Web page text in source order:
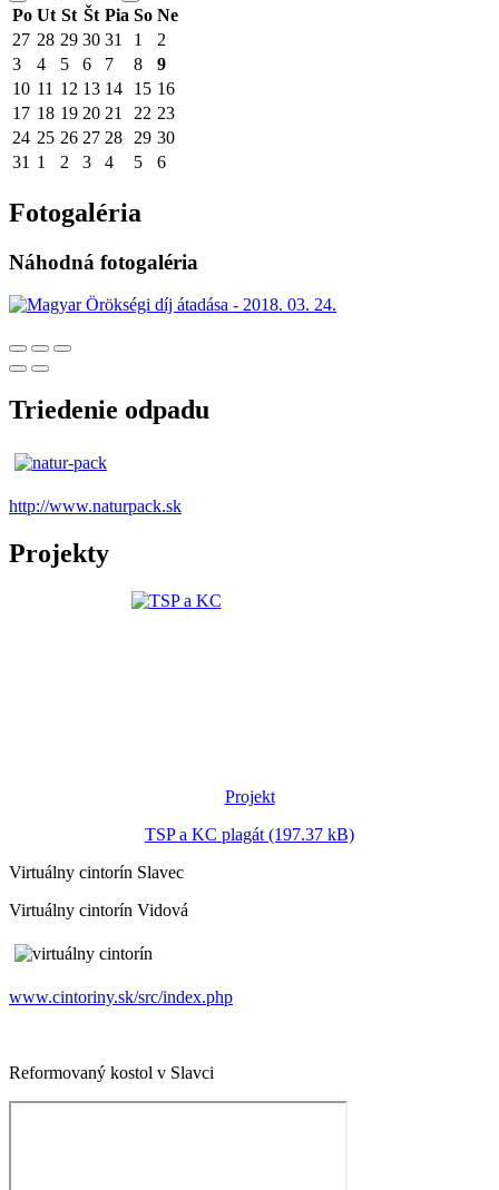
Po Ut St Št Pia So Ne
27 28 29 30 31 1
2
3
4 5 6 7 8
9
10 11 12 13 14 15 16
17 18 19 20 21 22 23
24 25 26 27 28 29 30
31 1 2 3 4 5 6
Fotogaléria
Náhodná fotogaléria
Triedenie odpadu
http://www.naturpack.sk
Projekty
Projekt
TSP a KC plagát (197.37 kB)
Virtuálny cintorín Slavec
Virtuálny cintorín Vidová
www.cintoriny.sk/src/index.php
Reformovaný kostol v Slavci